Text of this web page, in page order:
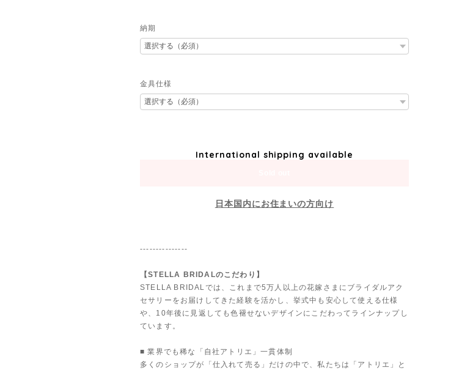
納期
金具仕様
International shipping available
日本国内にお住まいの方向け
---------------
【STELLA BRIDALのこだわり】
STELLA BRIDALでは、これまで5万人以上の花嫁さまにブライダルアク
セサリーをお届けしてきた経験を活かし、挙式中も安心して使える仕様
や、10年後に見返しても色褪せないデザインにこだわってラインナップし
ています。
■ 業界でも稀な「自社アトリエ」一貫体制
多くのショップが「仕入れて売る」だけの中で、私たちは「アトリエ」と